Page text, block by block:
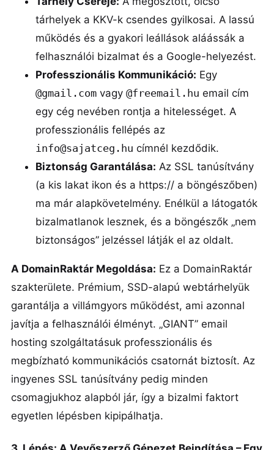
tárhelyek a KKV-k csendes gyilkosai. A lassú
működés és a gyakori leállások aláássák a
felhasználói bizalmat és a Google-helyezést.
Professzionális Kommunikáció: Egy
@gmail.com vagy @freemail.hu email cím
egy cég nevében rontja a hitelességet. A
professzionális fellépés az
info@sajatceg.hu címnél kezdődik.
Biztonság Garantálása: Az SSL tanúsítvány
(a kis lakat ikon és a https:// a böngészőben)
ma már alapkövetelmény. Enélkül a látogatók
bizalmatlanok lesznek, és a böngészők „nem
biztonságos” jelzéssel látják el az oldalt.
A DomainRaktár Megoldása: Ez a DomainRaktár
szakterülete. Prémium, SSD-alapú webtárhelyük
garantálja a villámgyors működést, ami azonnal
javítja a felhasználói élményt. „GIANT” email
hosting szolgáltatásuk professzionális és
megbízható kommunikációs csatornát biztosít. Az
ingyenes SSL tanúsítvány pedig minden
csomagjukhoz alapból jár, így a bizalmi faktort
egyetlen lépésben kipipálhatja.